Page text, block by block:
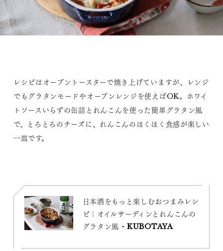
レシピはオーブントースターで焼き上げていますが、レンジ
でもグラタンモードやオーブンレンジを使えばOK。ホワイ
トソースいらずの缶詰とれんこんを使った簡単グラタン風
で、とろとろのチーズに、れんこんのほくほく食感が楽しい
一皿です。
日本酒をもっと楽しむおつまみレシ
ピ｜オイルサーディンとれんこんの
グラタン風 - KUBOTAYA